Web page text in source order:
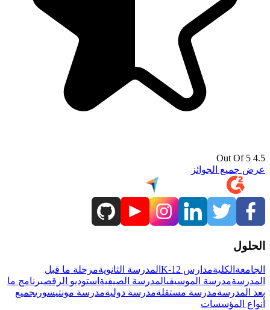
4.5 Out Of 5
عرض جميع الجوائز
الحلول
الجامعة الكليةمدارس K-12 المدرسة الثانويةمرحلة ما قبل
المدرسةمدرسة الموسيقىالمدرسة الصيفية استوديو الرقصبرنامج ما
بعد المدرسةمدرسة مستقلةمدرسة دوليةمدرسة مونتيسوريجميع
أنواع المؤسسات